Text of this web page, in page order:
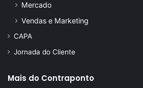
Mercado
Vendas e Marketing
CAPA
Jornada do Cliente
Mais do Contraponto